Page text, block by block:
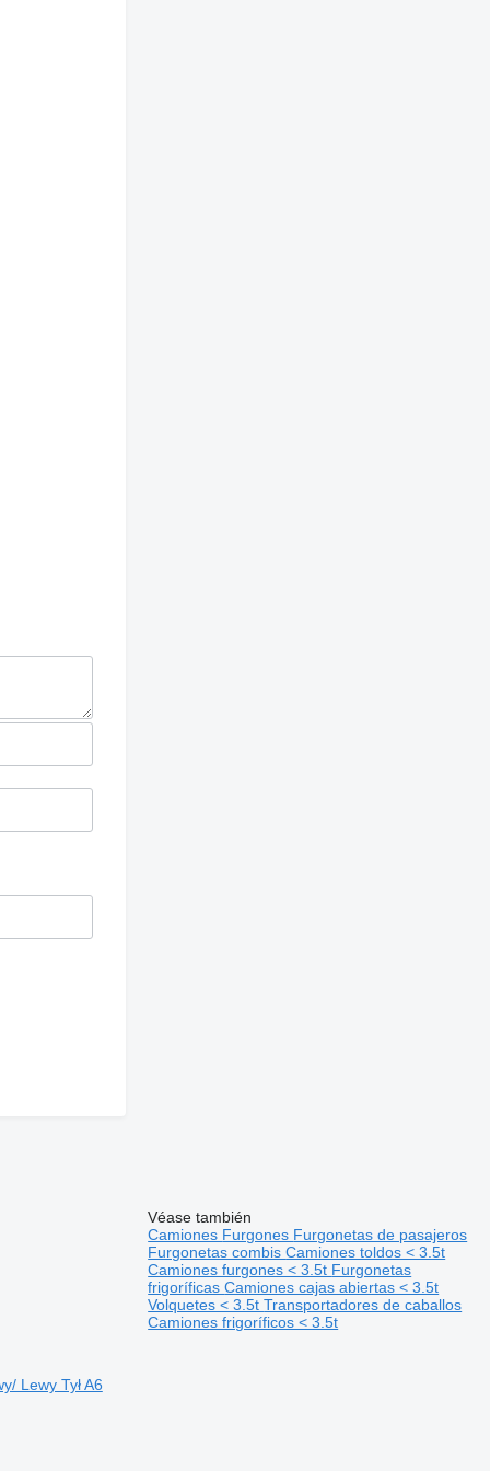
Lewy Tył A6
Véase también
Camiones Furgones Furgonetas de pasajeros
Furgonetas combisCamiones toldos < 3.5t
Camiones furgones < 3.5t Furgonetas
frigoríficasCamiones cajas abiertas < 3.5t
Volquetes < 3.5tTransportadores de caballos
Camiones frigoríficos < 3.5t